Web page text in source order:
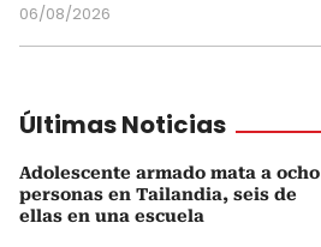
06/08/2026
Últimas Noticias
Adolescente armado mata a ocho
personas en Tailandia, seis de
ellas en una escuela